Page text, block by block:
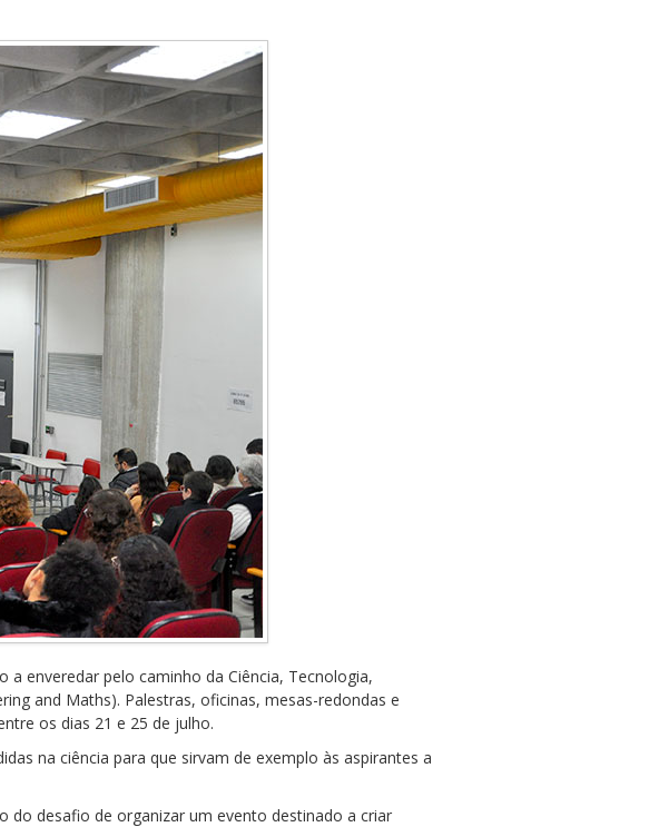
a enveredar pelo caminho da Ciência, Tecnologia,
and Maths). Palestras, oficinas, mesas-redondas e
os dias 21 e 25 de julho.
na ciência para que sirvam de exemplo às aspirantes a
do desafio de organizar um evento destinado a criar